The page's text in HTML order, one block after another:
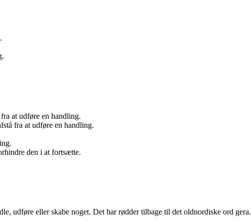
at udføre en handling.
fra at udføre en handling.
den i at fortsætte.
udføre eller skabe noget. Det har rødder tilbage til det oldnordiske ord gera.